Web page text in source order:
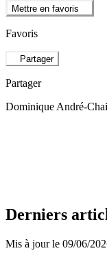
Mettre en favoris
Favoris
Partager
Partager
Dominique André-
Derniers
Mis à jour le 09/06/